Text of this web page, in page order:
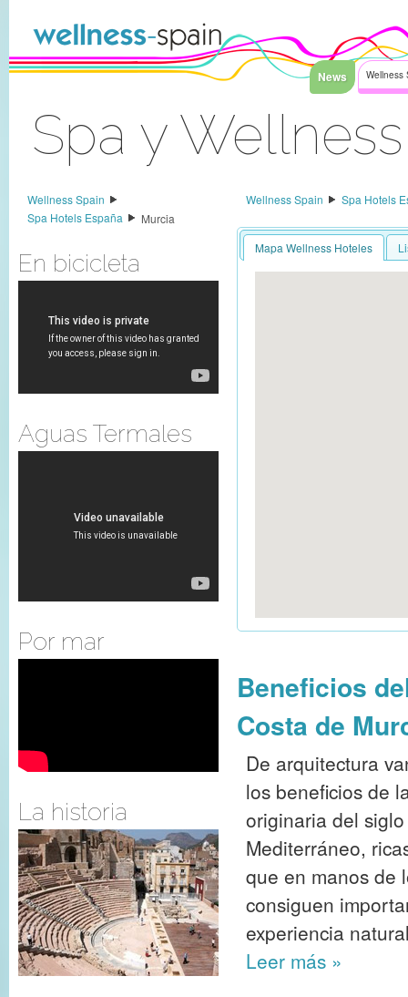
News Wellness
Spa y
Wellness Spain
Spa Hotels España
Murcia
En bicicleta
Aguas Termales
Por mar
La historia
Wellness Spain Spa Hotels
Mapa Wellness Hoteles
Beneficios
Costa de
De arquitectura
los beneficios de
originaria del
Mediterráneo,
que en manos de
consiguen
experiencia
Leer más »